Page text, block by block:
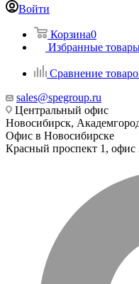
Войти
Корзина0
Избранные
Сравнение
sales@spegroup.ru
Центральный офис
Новосибирск,
Офис в Новосибирске
Красный проспект 1, офис